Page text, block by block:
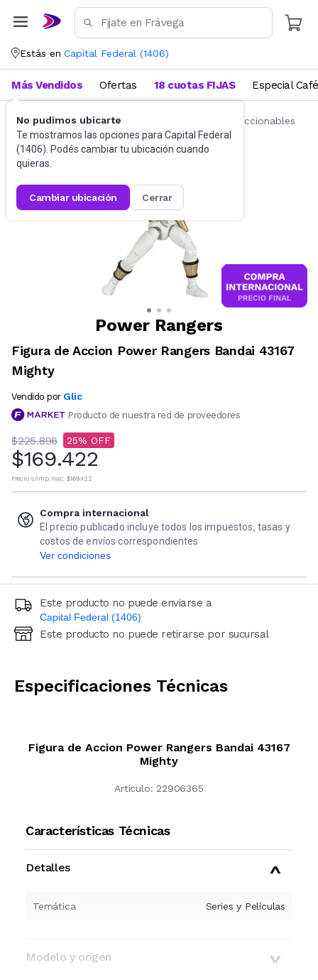
Estás en Capital Federal (1406)
No pudimos ubicarte
Te mostramos las opciones para Capital Federal
(1406). Podés cambiar tu ubicación cuando
quieras.
cambiar ubicación cerrar
Más Vendidos Ofertas 18 cuotas FIJAS Especial Café
Juguetes y Juegos Figuras de acción y coleccionables
Power Rangers
Figura de Accion Power Rangers Bandai 43167
Mighty
Vendido por Glic
Producto de nuestra red de proveedores
$225.896 25
$169.422
Precio s/imp. nac. $169.422
Compra internacional
El precio publicado incluye todos los impuestos, tasas y
costos de envíos correspondientes
Ver condiciones
Este producto no puede enviarse a
Capital Federal (1406)
Ingresá código postal (sólo números)
Este producto no puede retirarse por sucursal
Especificaciones Técnicas
Figura de Accion Power Rangers Bandai 43167
Mighty
Artículo: 22906365
Características Técnicas
Detalles
Temática Series y Películas
Modelo y origen